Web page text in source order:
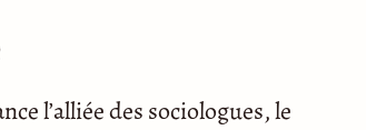
l’alliée des sociologues, le